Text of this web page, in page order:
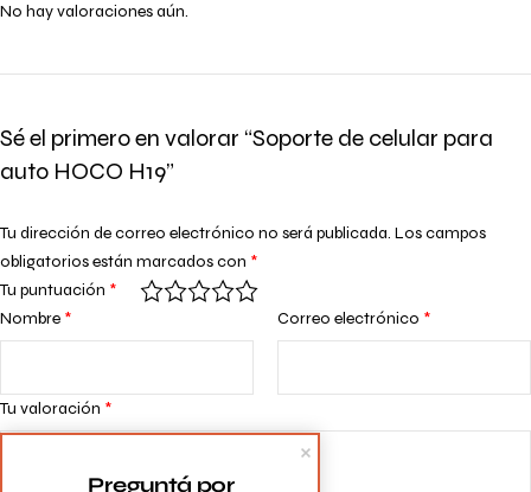
No hay valoraciones aún.
Sé el primero en valorar “Soporte de celular para
auto HOCO H19”
Tu dirección de correo electrónico no será publicada. Los campos
obligatorios están marcados con *
Tu puntuación *
Tu valoración *
Nombre * Correo electrónico *
Preguntá por